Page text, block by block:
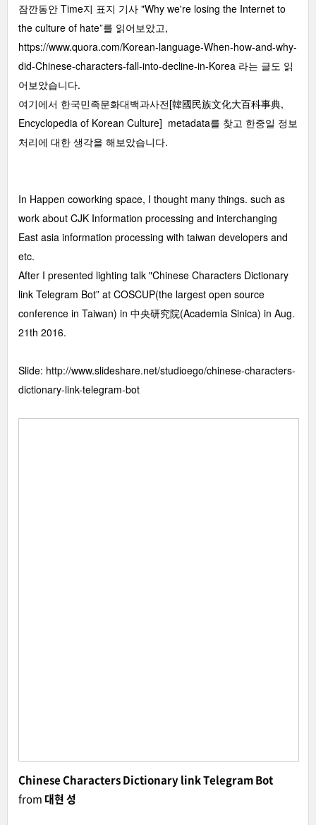
잠깐동안 Time지 표지 기사 "Why we're losing the Internet to
the culture of hate”를 읽어보았고,
https://www.quora.com/Korean-language-When-how-and-why-
did-Chinese-characters-fall-into-decline-in-Korea 라는 글도 읽
어보았습니다.
여기에서 한국민족문화대백과사전[韓國民族文化大百科事典,
Encyclopedia of Korean Culture] metadata를 찾고 한중일 정보
처리에 대한 생각을 해보았습니다.
In Happen coworking space, I thought many things. such as
work about CJK Information processing and interchanging
East asia information processing with taiwan developers and
etc.
After I presented lighting talk "Chinese Characters Dictionary
link Telegram Bot” at COSCUP(the largest open source
conference in Taiwan) in 中央研究院(Academia Sinica) in Aug.
21th 2016.
Slide: http://www.slideshare.net/studioego/chinese-characters-
dictionary-link-telegram-bot
Chinese Characters Dictionary link Telegram Bot
from 대현 성